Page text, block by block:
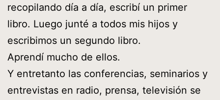
recopilando día a día, escribí un primer
libro. Luego junté a todos mis hijos y
escribimos un segundo libro.
Aprendí mucho de ellos.
Y entretanto las conferencias, seminarios y
entrevistas en radio, prensa, televisión se